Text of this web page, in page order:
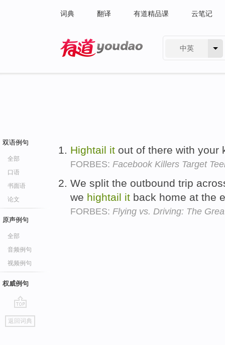
词典 翻译 有道精品课 云笔记
中英
双语例句
全部
口语
书面语
论文
原声例句
全部
音频例句
视频例句
权威例句
go
top
返回词典
Hightail it out of there with your
FORBES: Facebook Killers Target
We split the outbound trip
we hightail it back home at the
FORBES: Flying vs. Driving: The